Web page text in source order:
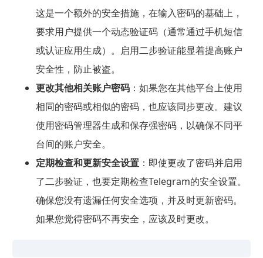
这是一个额外的安全措施，在输入密码的基础上，
要求用户提供一个动态验证码（通常通过手机短信
或认证应用生成）。启用二步验证能显着提高账户
安全性，防止被盗。
更改其他相关账户密码：如果您在其他平台上使用
相同的密码或相似的密码，也应该同步更改。建议
使用密码管理器生成和保存强密码，以确保不同平
台间的账户安全。
定期检查和更新安全设置：即使更改了密码并启用
了二步验证，也要定期检查Telegram的安全设置。
确保您没有遗漏任何安全选项，并及时更新密码。
如果您觉得密码不再安全，应该及时更改。